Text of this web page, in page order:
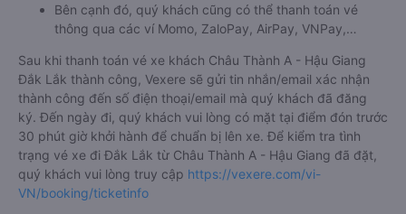
Bên cạnh đó, quý khách cũng có thể thanh toán vé
thông qua các ví Momo, ZaloPay, AirPay, VNPay,…
Sau khi thanh toán vé xe khách Châu Thành A - Hậu Giang
Đắk Lắk thành công, Vexere sẽ gửi tin nhắn/email xác nhận
thành công đến số điện thoại/email mà quý khách đã đăng
ký. Đến ngày đi, quý khách vui lòng có mặt tại điểm đón trước
30 phút giờ khởi hành để chuẩn bị lên xe. Để kiểm tra tình
trạng vé xe đi Đắk Lắk từ Châu Thành A - Hậu Giang đã đặt,
quý khách vui lòng truy cập https://vexere.com/vi-
VN/booking/ticketinfo